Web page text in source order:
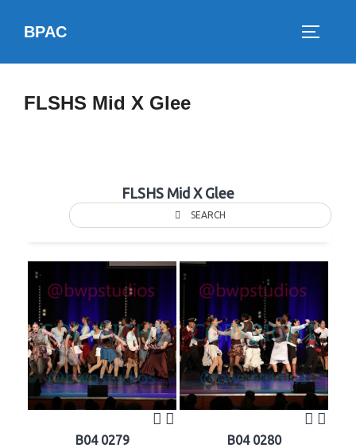
BPAC
FLSHS Mid X Glee
FLSHS Mid X Glee
SEARCH
B04 0279 B04 0280